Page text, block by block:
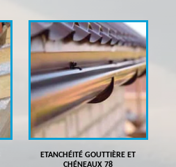
ETANCHÉITÉ GOUTTIÈRE ET
CHÉNEAUX 78